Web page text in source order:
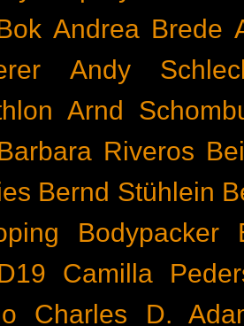
Andrea Brede
Andy
Arnd
Riveros
Bernd Stühlein
Bodypacker
Camilla
Charles D.